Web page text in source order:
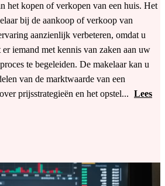
het kopen of verkopen van een huis. Het
bij de aankoop of verkoop van
aanzienlijk verbeteren, omdat u
iemand met kennis van zaken aan uw
te begeleiden. De makelaar kan u
van de marktwaarde van een
prijsstrategieën en het opstel... Lees